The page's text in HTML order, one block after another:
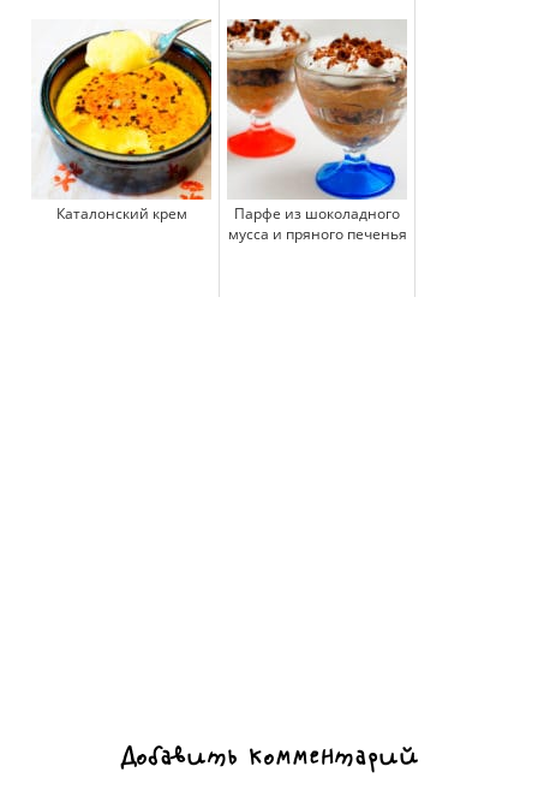
Каталонский крем
Парфе из шоколадного
мусса и пряного печенья
Добавить комментарий